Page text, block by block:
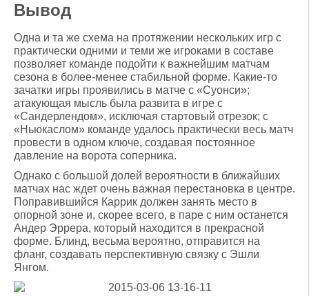
Вывод
Одна и та же схема на протяжении нескольких игр с
практически одними и теми же игроками в составе
позволяет команде подойти к важнейшим матчам
сезона в более-менее стабильной форме. Какие-то
зачатки игры проявились в матче с «Суонси»;
атакующая мысль была развита в игре с
«Сандерлендом», исключая стартовый отрезок; с
«Ньюкаслом» команде удалось практически весь матч
провести в одном ключе, создавая постоянное
давление на ворота соперника.
Однако с большой долей вероятности в ближайших
матчах нас ждет очень важная перестановка в центре.
Поправившийся Каррик должен занять место в
опорной зоне и, скорее всего, в паре с ним останется
Андер Эррера, который находится в прекрасной
форме. Блинд, весьма вероятно, отправится на
фланг, создавать перспективную связку с Эшли
Янгом.